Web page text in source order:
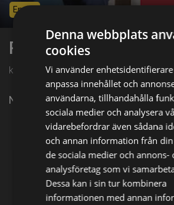
Ended
Rapport
kl. 18:00 på SVT1
Nyheter från Sverige och världen.
Facebook X
Denna webbplats
cookies
Vi använder
anpassa innehållet och
användarna, tillhandahålla
sociala medier och analysera
vidarebefordrar även sådana
och annan information från
de sociala medier och annons-
analysföretag som vi
Dessa kan i sin tur kombinera
informationen med annan